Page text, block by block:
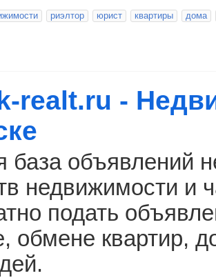
риэлтор юрист квартиры дома
realt.ru -
база объявлений
недвижимости и
подать
обмене квартир,